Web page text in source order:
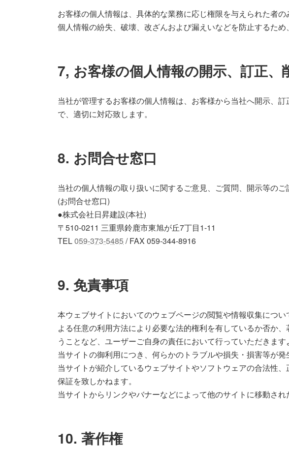
お客様の個人情報は、具体的な業務に応じ権限を与えられた者
個人情報の紛失、破壊、改ざんおよび漏えいなどを防止するた
7, お客様の個人情報の開示、訂正、
当社が管理するお客様の個人情報は、お客様から当社へ開示、
で、適切に対応致します。
8. お問合せ窓口
当社の個人情報の取り扱いに関するご意見、ご質問、開示等の
(お問合せ窓口)
●株式会社日昇建設(本社)
〒510-0211 三重県鈴鹿市東旭が丘7丁目1-11
TEL059-373-5485 / FAX 059-344-8916
9. 免責事項
本ウェブサイトにおいてのウェブページの閲覧や情報収集につ
よる任意の利用方法により必要な法的権利を有しているか否か
うことなど、ユーザーご自身の責任において行っていただきます
当サイトの御利用につき、何らかのトラブルや損失・損害等が
当サイトが紹介しているウェブサイトやソフトウェアの合法性
保証を致しかねます。
当サイトからリンクやバナーなどによって他のサイトに移動さ
10. 著作権